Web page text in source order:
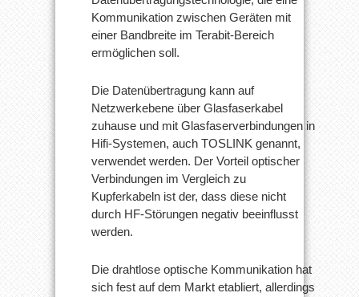
Kommunikation zwischen Geräten mit
einer Bandbreite im Terabit-Bereich
ermöglichen soll.
Die Datenübertragung kann auf
Netzwerkebene über Glasfaserkabel
zuhause und mit Glasfaserverbindungen in
Hifi-Systemen, auch TOSLINK genannt,
verwendet werden. Der Vorteil optischer
Verbindungen im Vergleich zu
Kupferkabeln ist der, dass diese nicht
durch HF-Störungen negativ beeinflusst
werden.
Die drahtlose optische Kommunikation hat
sich fest auf dem Markt etabliert, allerdings